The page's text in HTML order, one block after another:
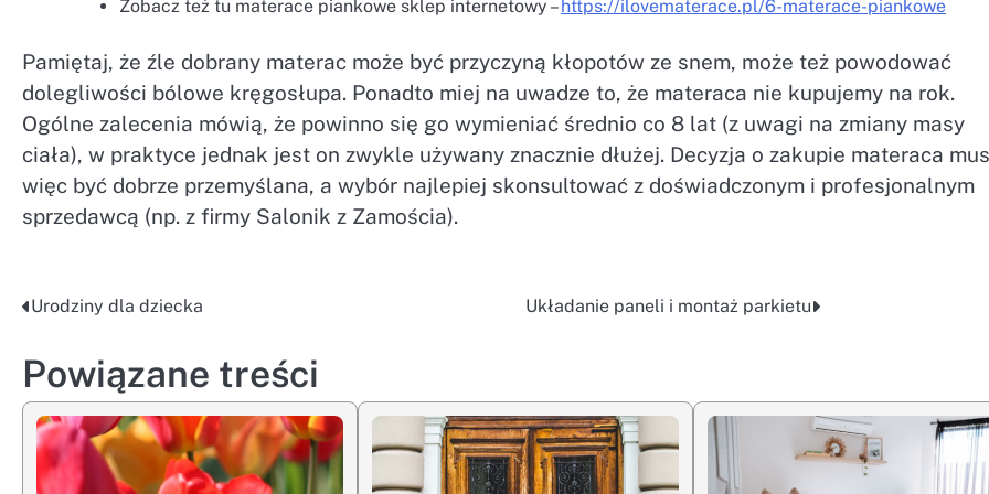
Zobacz też tu materace piankowe sklep internetowy – https://ilovematerace.pl/6-materace-piankowe
Pamiętaj, że źle dobrany materac może być przyczyną kłopotów ze snem, może też powodować
dolegliwości bólowe kręgosłupa. Ponadto miej na uwadze to, że materaca nie kupujemy na rok.
Ogólne zalecenia mówią, że powinno się go wymieniać średnio co 8 lat (z uwagi na zmiany masy
ciała), w praktyce jednak jest on zwykle używany znacznie dłużej. Decyzja o zakupie materaca
więc być dobrze przemyślana, a wybór najlepiej skonsultować z doświadczonym i profesjonalnym
sprzedawcą (np. z firmy Salonik z Zamościa).
Nawigacja
wpisu
Urodziny dla dziecka Układanie paneli i montaż parkietu
Powiązane treści